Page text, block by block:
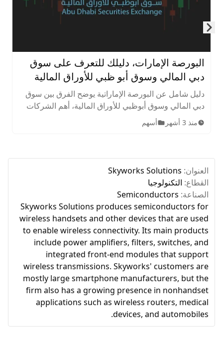
البورصة الإمارات، دليلك للتعرف على سوق
دبي المالي وسوق أبو ظبي للأوراق المالية
دليل شامل عن البورصة الإماراتية يوضح الفرق بين سوق
دبي المالي وسوق أبوظبي للأوراق المالية، أهم الشركات
المدرجة، الأصول المتاحة، ساعات التداول، وخطوات
الاستثمار للمبتدئين.
منذ 3 أشهر أسهم
العنوان: Skyworks Solutions
القطاع: التكنولوجيا
الصناعة: Semiconductors
Skyworks Solutions produces semiconductors for
wireless handsets and other devices that are used
to enable wireless connectivity. Its main products
include power amplifiers, filters, switches, and
integrated front-end modules that support
wireless transmissions. Skyworks' customers are
mostly large smartphone manufacturers, but the
firm also has a growing presence in nonhandset
applications such as wireless routers, medical
devices, and automobiles.